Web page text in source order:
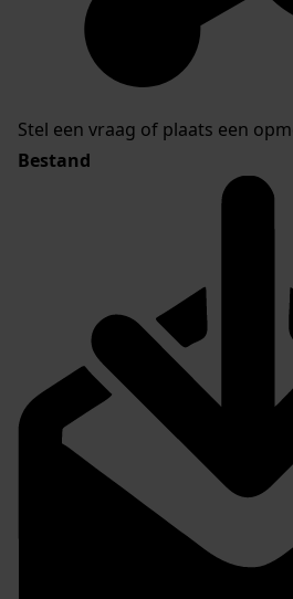
Stel een vraag of plaats een
Bestand